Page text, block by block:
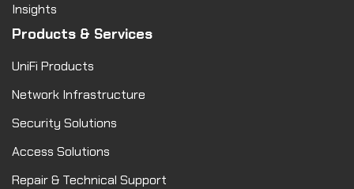
Insights
Products & Services
UniFi Products
Network Infrastructure
Security Solutions
Access Solutions
Repair & Technical Support